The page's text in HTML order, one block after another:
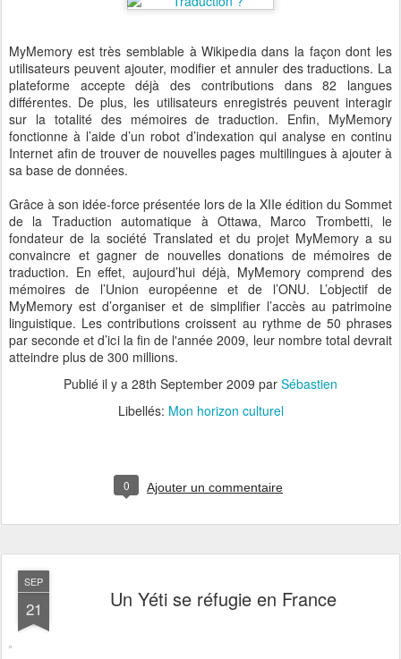
MyMemory est très semblable à Wikipedia dans la façon dont les
utilisateurs peuvent ajouter, modifier et annuler des traductions. La
plateforme accepte déjà des contributions dans 82 langues
différentes. De plus, les utilisateurs enregistrés peuvent interagir
sur la totalité des mémoires de traduction. Enfin, MyMemory
fonctionne à l’aide d’un robot d’indexation qui analyse en continu
Internet afin de trouver de nouvelles pages multilingues à ajouter à
sa base de données.
Grâce à son idée-force présentée lors de la XIIe édition du Sommet
de la Traduction automatique à Ottawa, Marco Trombetti, le
fondateur de la société Translated et du projet MyMemory a su
convaincre et gagner de nouvelles donations de mémoires de
traduction. En effet, aujourd’hui déjà, MyMemory comprend des
mémoires de l’Union européenne et de l’ONU. L’objectif de
MyMemory est d’organiser et de simplifier l’accès au patrimoine
linguistique. Les contributions croissent au rythme de 50 phrases
par seconde et d’ici la fin de l'année 2009, leur nombre total devrait
atteindre plus de 300 millions.
Publié il y a 28th September 2009 par Sébastien
Libellés: Mon horizon culturel
0 Ajouter un commentaire
SEP
21 Un Yéti se réfugie en France